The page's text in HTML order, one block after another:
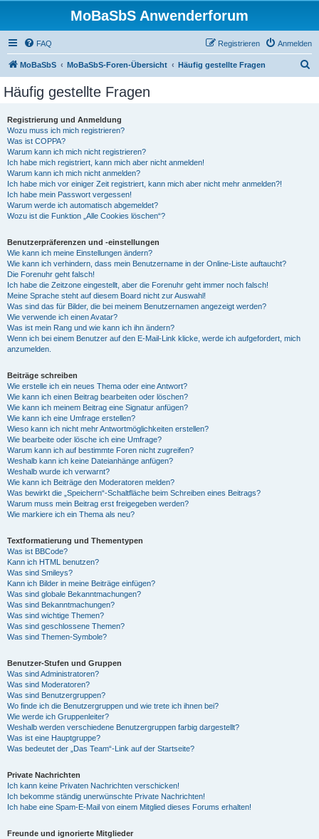
MoBaSbS Anwenderforum
FAQ Anmelden
Registrieren
MoBaSbS MoBaSbS-Foren-Übersicht Häufig gestellte Fragen
Häufig gestellte Fragen
Registrierung und Anmeldung
Wozu muss ich mich registrieren?
Was ist COPPA?
Warum kann ich mich nicht registrieren?
Ich habe mich registriert, kann mich aber nicht anmelden!
Warum kann ich mich nicht anmelden?
Ich habe mich vor einiger Zeit registriert, kann mich aber nicht mehr anmelden?!
Ich habe mein Passwort vergessen!
Warum werde ich automatisch abgemeldet?
Wozu ist die Funktion „Alle Cookies löschen“?
Benutzerpräferenzen und -einstellungen
Wie kann ich meine Einstellungen ändern?
Wie kann ich verhindern, dass mein Benutzername in der Online-Liste auftaucht?
Die Forenuhr geht falsch!
Ich habe die Zeitzone eingestellt, aber die Forenuhr geht immer noch falsch!
Meine Sprache steht auf diesem Board nicht zur Auswahl!
Was sind das für Bilder, die bei meinem Benutzernamen angezeigt werden?
Wie verwende ich einen Avatar?
Was ist mein Rang und wie kann ich ihn ändern?
Wenn ich bei einem Benutzer auf den E-Mail-Link klicke, werde ich aufgefordert, mich
anzumelden.
Beiträge schreiben
Wie erstelle ich ein neues Thema oder eine Antwort?
Wie kann ich einen Beitrag bearbeiten oder löschen?
Wie kann ich meinem Beitrag eine Signatur anfügen?
Wie kann ich eine Umfrage erstellen?
Wieso kann ich nicht mehr Antwortmöglichkeiten erstellen?
Wie bearbeite oder lösche ich eine Umfrage?
Warum kann ich auf bestimmte Foren nicht zugreifen?
Weshalb kann ich keine Dateianhänge anfügen?
Weshalb wurde ich verwarnt?
Wie kann ich Beiträge den Moderatoren melden?
Was bewirkt die „Speichern“-Schaltfläche beim Schreiben eines Beitrags?
Warum muss mein Beitrag erst freigegeben werden?
Wie markiere ich ein Thema als neu?
Textformatierung und Thementypen
Was ist BBCode?
Kann ich HTML benutzen?
Was sind Smileys?
Kann ich Bilder in meine Beiträge einfügen?
Was sind globale Bekanntmachungen?
Was sind Bekanntmachungen?
Was sind wichtige Themen?
Was sind geschlossene Themen?
Was sind Themen-Symbole?
Benutzer-Stufen und Gruppen
Was sind Administratoren?
Was sind Moderatoren?
Was sind Benutzergruppen?
Wo finde ich die Benutzergruppen und wie trete ich ihnen bei?
Wie werde ich Gruppenleiter?
Weshalb werden verschiedene Benutzergruppen farbig dargestellt?
Was ist eine Hauptgruppe?
Was bedeutet der „Das Team“-Link auf der Startseite?
Private Nachrichten
Ich kann keine Privaten Nachrichten verschicken!
Ich bekomme ständig unerwünschte Private Nachrichten!
Ich habe eine Spam-E-Mail von einem Mitglied dieses Forums erhalten!
Freunde und ignorierte Mitglieder